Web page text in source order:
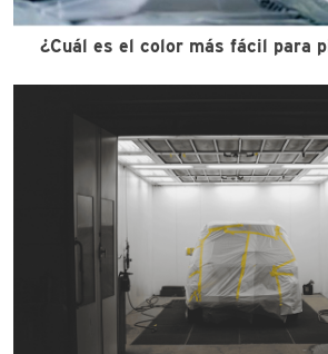
¿Cuál es el color más fácil para